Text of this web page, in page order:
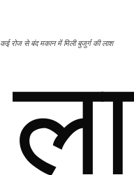
कई रोज से बंद मकान में मिली बुजुर्ग की लाश
ला